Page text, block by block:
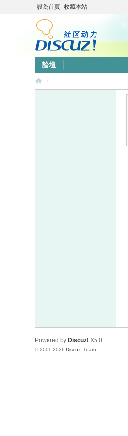
設為首頁 收藏本站
論壇
›
Powered by Discuz! X5.0
© 2001-2026 Discuz! Team